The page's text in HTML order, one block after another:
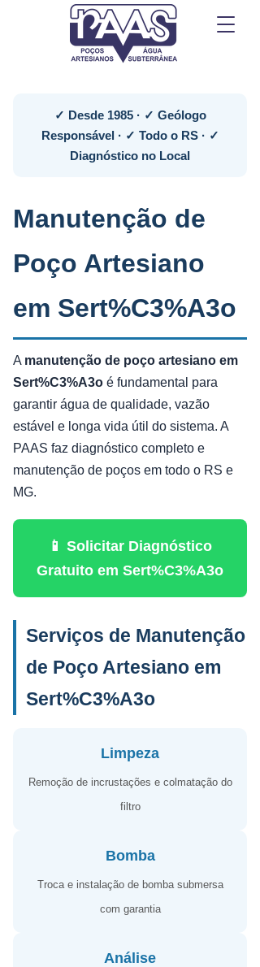
✓ Desde 1985 · ✓ Geólogo
Responsável · ✓ Todo o RS · ✓
Diagnóstico no Local
Manutenção de
Poço Artesiano
em Sert%C3%A3o
A manutenção de poço artesiano em
Sert%C3%A3o é fundamental para
garantir água de qualidade, vazão
estável e longa vida útil do sistema. A
PAAS faz diagnóstico completo e
manutenção de poços em todo o RS e
MG.
📱 Solicitar Diagnóstico
Gratuito em Sert%C3%A3o
Serviços de Manutenção
de Poço Artesiano em
Sert%C3%A3o
Limpeza
Remoção de incrustações e colmatação do
filtro
Bomba
Troca e instalação de bomba submersa
com garantia
Análise